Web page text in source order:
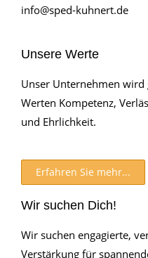
info@sped-kuhnert.de
Unsere Werte
Unser Unternehmen wird
Werten Kompetenz,
und Ehrlichkeit.
Erfahren Sie mehr...
Wir suchen Dich!
Wir suchen engagierte,
Verstärkung für